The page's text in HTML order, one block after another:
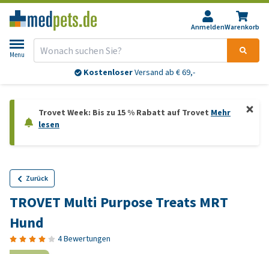
AnmeldenWarenkorb
Menu
KostenloserVersand ab € 69,-
Trovet Week: Bis zu 15 % Rabatt auf Trovet Mehr
lesen
Zurück
TROVET Multi Purpose Treats MRT
Hund
4 Bewertungen